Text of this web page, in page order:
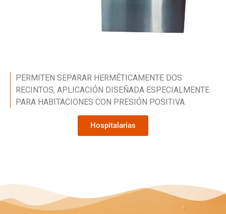
PERMITEN SEPARAR HERMÉTICAMENTE DOS
RECINTOS, APLICACIÓN DISEÑADA ESPECIALMENTE
PARA HABITACIONES CON PRESIÓN POSITIVA.
Hospitalarias